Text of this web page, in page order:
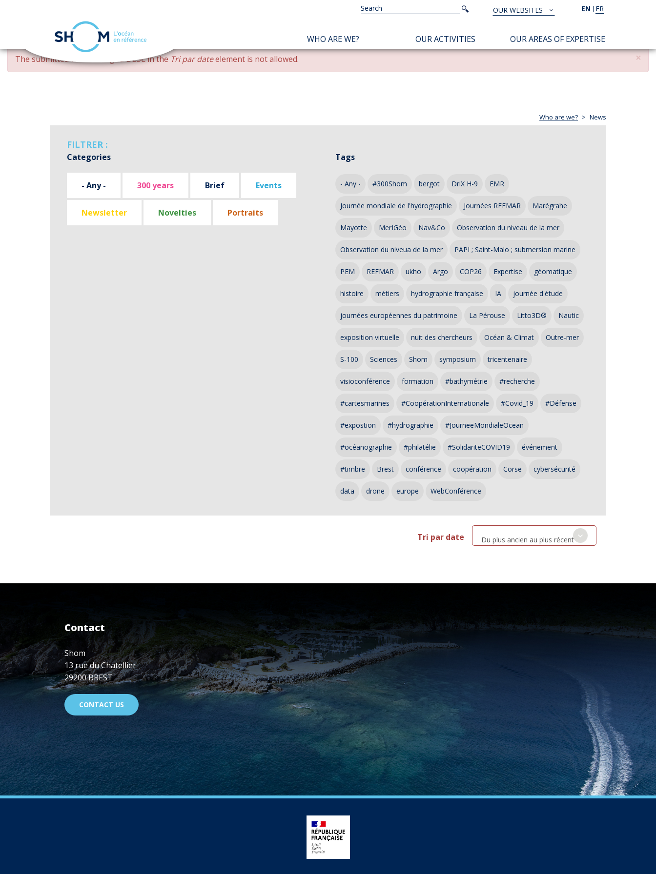
Skip
main
EN FR
TOUS
NOS
SITES
OUR WEBSITES
Search
Search
NAVIGATION
PRINCIPALE
WHO ARE WE? OUR ACTIVITIES OUR AREAS OF EXPERTISE
×
ERROR
MESSAGE
The submitted value changed DESCin theTri par dateelement is not allowed.
Who are we? News
FILTRER :
Categories
- Any - 300 years Brief Events
Newsletter Novelties Portraits
Tags
- Any - #300Shom bergot DriX H-9 EMR
Journée mondiale de l'hydrographie Journées REFMAR Marégrahe
Mayotte MerIGéo Nav&Co Observation du niveau de la mer
Observation du niveua de la mer PAPI ; Saint-Malo ; submersion marine
PEM REFMAR ukho Argo COP26 Expertise géomatique
histoire métiers hydrographie française IA journée d'étude
journées européennes du patrimoine La Pérouse Litto3D® Nautic
exposition virtuelle nuit des chercheurs Océan & Climat Outre-mer
S-100 Sciences Shom symposium tricentenaire
visioconférence formation #bathymétrie #recherche
#cartesmarines #CoopérationInternationale #Covid_19 #Défense
#expostion #hydrographie #JourneeMondialeOcean
#océanographie #philatélie #SolidariteCOVID19 événement
#timbre Brest conférence coopération Corse cybersécurité
data drone europe WebConférence
Tri par date Du plus ancien au plus récent
Contact
Shom
13 rue du Chatellier
29200 BREST
CONTACT US